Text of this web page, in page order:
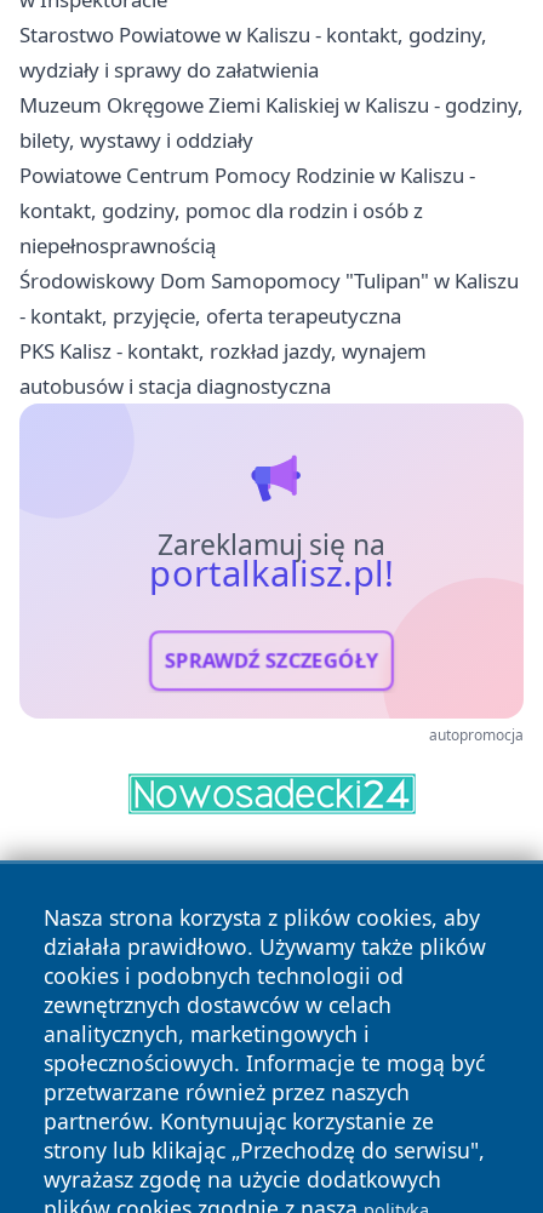
Starostwo Powiatowe w Kaliszu - kontakt, godziny,
wydziały i sprawy do załatwienia
Muzeum Okręgowe Ziemi Kaliskiej w Kaliszu - godziny,
bilety, wystawy i oddziały
Powiatowe Centrum Pomocy Rodzinie w Kaliszu -
kontakt, godziny, pomoc dla rodzin i osób z
niepełnosprawnością
Środowiskowy Dom Samopomocy "Tulipan" w Kaliszu
- kontakt, przyjęcie, oferta terapeutyczna
PKS Kalisz - kontakt, rozkład jazdy, wynajem
autobusów i stacja diagnostyczna
Zareklamuj się na
portalkalisz.pl!
SPRAWDŹ SZCZEGÓŁY
autopromocja
Nasza strona korzysta z plików cookies, aby
działała prawidłowo. Używamy także plików
cookies i podobnych technologii od
zewnętrznych dostawców w celach
analitycznych, marketingowych i
społecznościowych. Informacje te mogą być
przetwarzane również przez naszych
partnerów. Kontynuując korzystanie ze
strony lub klikając „Przechodzę do serwisu",
wyrażasz zgodę na użycie dodatkowych
Copyright © 2026 portalkalisz.pl Wszystkie prawa
zastrzeżone.
News Autorzy
Polityka
Prywatności
Polityka
Cookies